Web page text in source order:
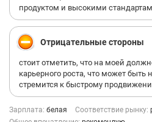
продуктом и высокими
Отрицательные стороны
стоит отметить, что на моей
карьерного роста, что может быть
стремится к быстрому
Зарплата: белая Соответствие рынку: